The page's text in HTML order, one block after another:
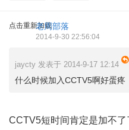
点击重新加载老周部落
2014-9-30 22:56:04
jaycty 发表于 2014-9-17 12:14
什么时候加入CCTV5啊好蛋疼
CCTV5短时间肯定是加不